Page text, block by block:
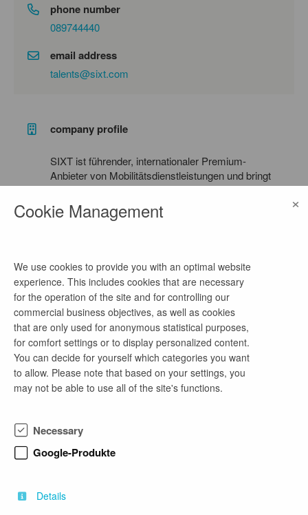
phone number
089744440
email address
talents@sixt.com
company profile
SIXT ist führender, internationaler Premium-
Anbieter von Mobilitätsdienstleistungen und bringt
Deine Karriere richtig in Fahrt! Mit unseren
Produkten SIXT rent, SIXT share, SIXT ride und
SIXT auto abo bieten wir einen einzigartig
Veränderung und unser Wachstumswille haben
SIXT zu dem gemacht, was es heute ist: eines der
innovativsten, am schnellsten wachsenden und
profitabelsten Mobilitätsunternehmen.
Unser Management-Trainee-Programm "1st
GEAR!" ist der Einstieg in Deine SIXT-Karriere,
geprägt von Abwechslung, Ehrgeiz und Wachstum.
Hier fängt alles an für unsere zukünftigen General
Manager, Area Directors und sogar
Vorstandsmitglieder. In 12 Monaten lernst Du
garantierte Managementposition auf Dich.
www.sixt.jobs
Cookie Management ×
We use cookies to provide you with an optimal website
experience. This includes cookies that are necessary
for the operation of the site and for controlling our
commercial business objectives, as well as cookies
that are only used for anonymous statistical purposes,
for comfort settings or to display personalized content.
You can decide for yourself which categories you want
to allow. Please note that based on your settings, you
may not be able to use all of the site's functions.
Necessary
Google-Produkte
Details